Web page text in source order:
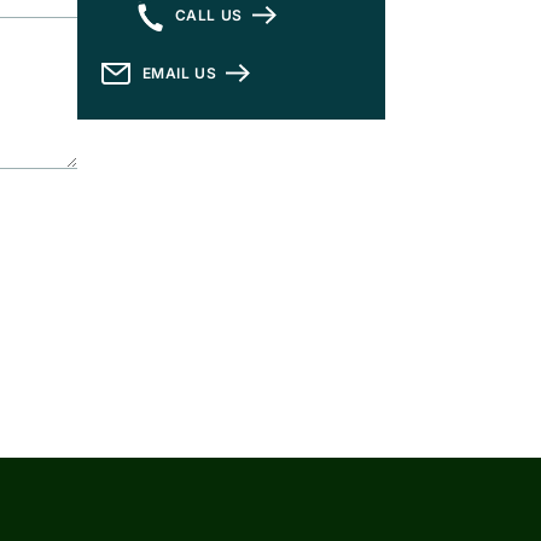
CALL US
EMAIL US